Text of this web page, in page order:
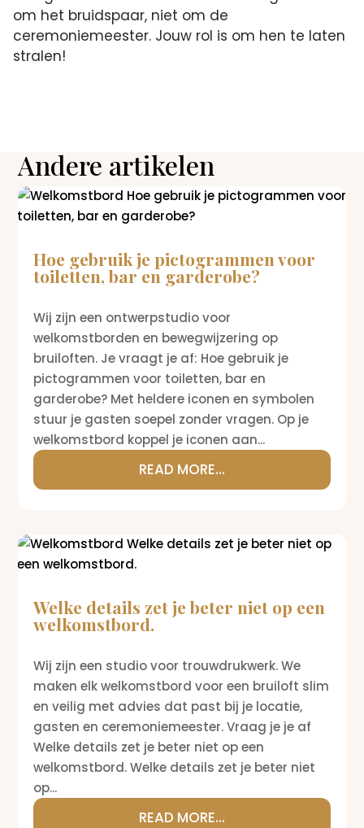
om het bruidspaar, niet om de
ceremoniemeester. Jouw rol is om hen te laten
stralen!
Andere artikelen
Hoe gebruik je pictogrammen voor
toiletten, bar en garderobe?
Wij zijn een ontwerpstudio voor
welkomstborden en bewegwijzering op
bruiloften. Je vraagt je af: Hoe gebruik je
pictogrammen voor toiletten, bar en
garderobe? Met heldere iconen en symbolen
stuur je gasten soepel zonder vragen. Op je
welkomstbord koppel je iconen aan...
READ MORE...
Welke details zet je beter niet op een
welkomstbord.
Wij zijn een studio voor trouwdrukwerk. We
maken elk welkomstbord voor een bruiloft slim
en veilig met advies dat past bij je locatie,
gasten en ceremoniemeester. Vraag je je af
Welke details zet je beter niet op een
welkomstbord. Welke details zet je beter niet
op...
READ MORE...